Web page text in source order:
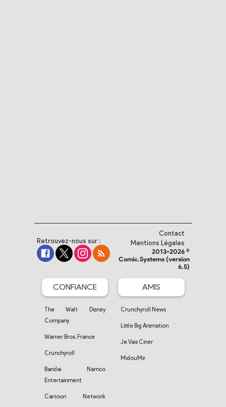
Retrouvez-nous sur :
Contact
Mentions Légales
2013-2026 ©
Comic.Systems (version
6.5)
CONFIANCE
The Walt Disney
Company
Warner Bros. France
Crunchyroll
Bandai Namco
Entertainment
Cartoon Network
AMIS
Crunchyroll News
Little Big Animation
Je Vais Ciner
MidouMir